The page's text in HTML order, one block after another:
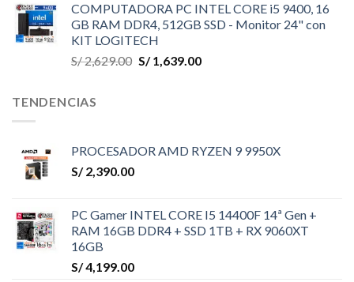
COMPUTADORA PC INTEL CORE i5 9400, 16
GB RAM DDR4, 512GB SSD - Monitor 24" con
KIT LOGITECH
S/2,629.00 El
S/1,639.00El
TENDENCIAS
PROCESADOR AMD RYZEN 9 9950X
S/2,390.00
PC Gamer INTEL CORE I5 14400F 14ª Gen +
RAM 16GB DDR4 + SSD 1TB + RX 9060XT
16GB
S/4,199.00